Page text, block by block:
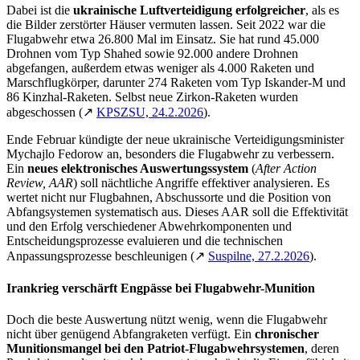
Dabei ist die ukrainische Luftverteidigung erfolgreicher, als es
die Bilder zerstörter Häuser vermuten lassen. Seit 2022 war die
Flugabwehr etwa 26.800 Mal im Einsatz. Sie hat rund 45.000
Drohnen vom Typ Shahed sowie 92.000 andere Drohnen
abgefangen, außerdem etwas weniger als 4.000 Raketen und
Marschflugkörper, darunter 274 Raketen vom Typ Iskander-M und
86 Kinzhal-Raketen. Selbst neue Zirkon-Raketen wurden
abgeschossen (↗ KPSZSU, 24.2.2026).
Ende Februar kündigte der neue ukrainische Verteidigungsminister
Mychajlo Fedorow an, besonders die Flugabwehr zu verbessern.
Ein neues elektronisches Auswertungssystem (After Action
Review, AAR) soll nächtliche Angriffe effektiver analysieren. Es
wertet nicht nur Flugbahnen, Abschussorte und die Position von
Abfangsystemen systematisch aus. Dieses AAR soll die Effektivität
und den Erfolg verschiedener Abwehrkomponenten und
Entscheidungsprozesse evaluieren und die technischen
Anpassungsprozesse beschleunigen (↗ Suspilne, 27.2.2026).
Irankrieg verschärft Engpässe bei Flugabwehr-Munition
Doch die beste Auswertung nützt wenig, wenn die Flugabwehr
nicht über genügend Abfangraketen verfügt. Ein chronischer
Munitionsmangel bei den Patriot-Flugabwehrsystemen, deren